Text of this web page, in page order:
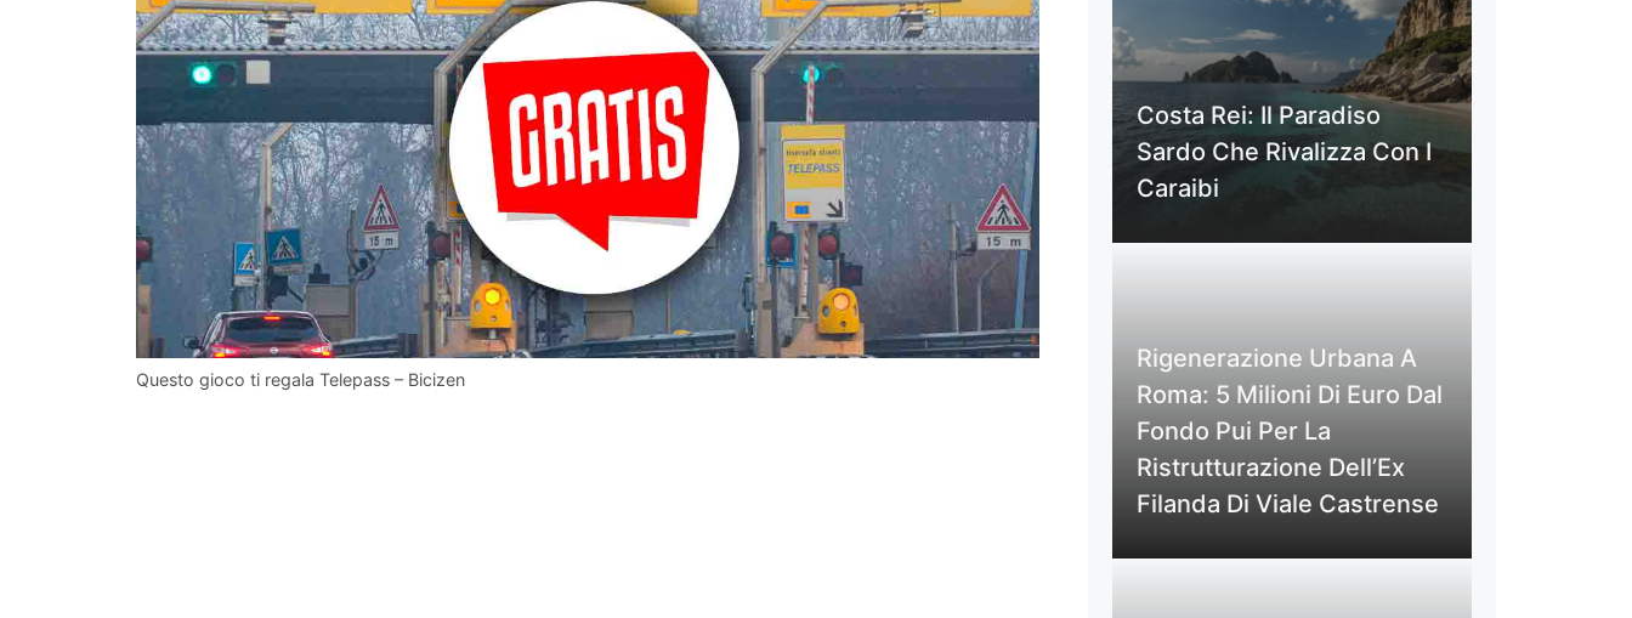
Questo gioco ti regala Telepass – Bicizen
Costa Rei: Il Paradiso
Sardo Che Rivalizza Con I
Caraibi
Rigenerazione Urbana A
Roma: 5 Milioni Di Euro Dal
Fondo Pui Per La
Ristrutturazione Dell’Ex
Filanda Di Viale Castrense